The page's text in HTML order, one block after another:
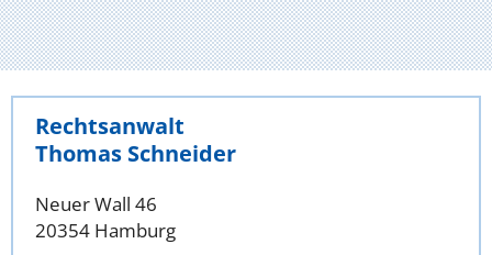
Rechtsanwalt
Thomas Schneider
Neuer Wall 46
20354 Hamburg